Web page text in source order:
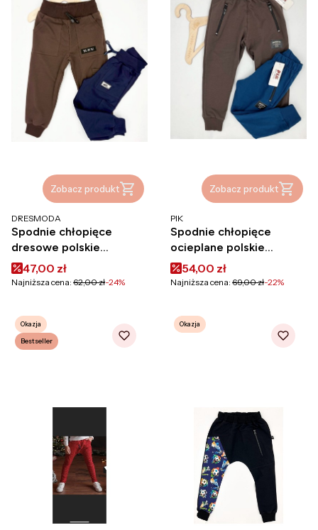
Zobacz produkt
PRODUCENT
DRESMODA
Spodnie chłopięce
dresowe polskie
bawełna na gumce
kieszeń Dresmoda
Cena promocyjna
47,00 zł
Najniższa cena: 62,00 zł-24%
Zobacz produkt
PRODUCENT
PIK
Spodnie chłopięce
ocieplane polskie
bawełna polska
produkcja PIK
Cena promocyjna
54,00 zł
Najniższa cena: 69,00 zł-22%
Okazja
Bestseller
Okazja